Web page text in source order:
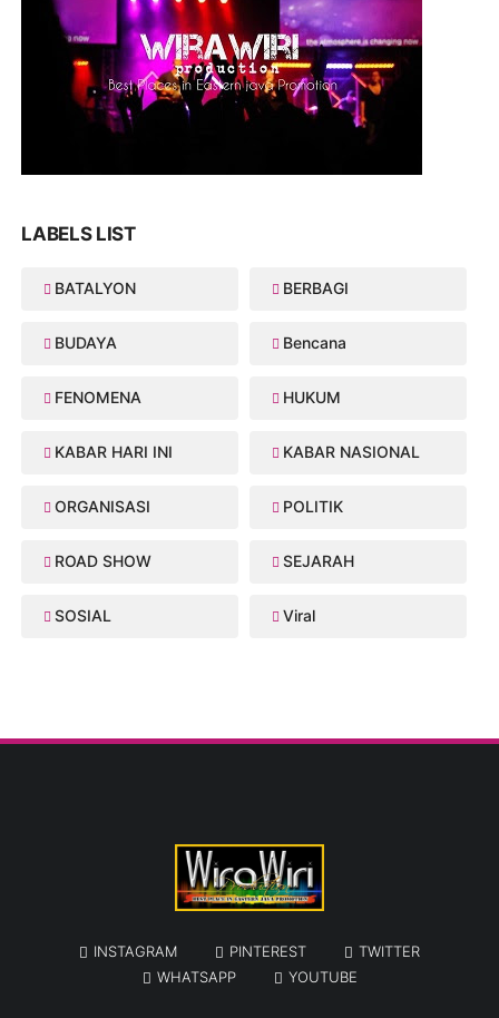
LABELS LIST
BATALYON BERBAGI
BUDAYA Bencana
FENOMENA HUKUM
KABAR HARI INI KABAR NASIONAL
ORGANISASI POLITIK
ROAD SHOW SEJARAH
SOSIAL Viral
INSTAGRAM PINTEREST
TWITTER
WHATSAPP
YOUTUBE